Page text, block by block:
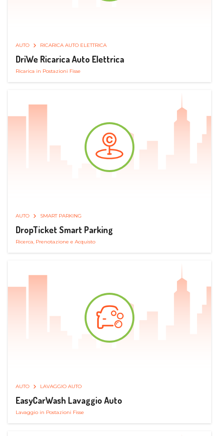
AUTO RICARICA AUTO ELETTRICA
DriWe Ricarica Auto Elettrica
Ricarica in Postazioni Fisse
AUTO SMART PARKING
DropTicket Smart Parking
Ricerca, Prenotazione e Acquisto
AUTO LAVAGGIO AUTO
EasyCarWash Lavaggio Auto
Lavaggio in Postazioni Fisse